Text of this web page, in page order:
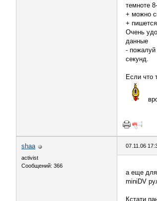
темноте
+ можно
+
Очень
данные
- пожалуй
секунд.
Если что
shaa
activist
Сообщений: 366
07.11.06
а еще для
miniDV
Кстати